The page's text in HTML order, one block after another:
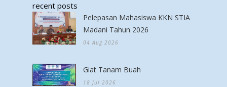
recent posts
Pelepasan Mahasiswa KKN STIA
Madani Tahun 2026
04 Aug 2026
Giat Tanam Buah
18 Jul 2026